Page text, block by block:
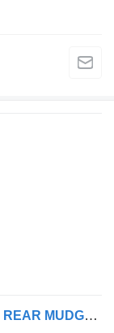
Амортисьор Scania FH13 (2008-2013) REAR MUDGUARD UPPER PART WITH RUBBERS за камион Volvo 5 (from 2021)